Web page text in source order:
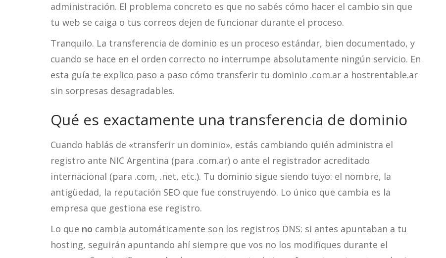
administración. El problema concreto es que no sabés cómo hacer el cambio sin que
tu web se caiga o tus correos dejen de funcionar durante el proceso.
Tranquilo. La transferencia de dominio es un proceso estándar, bien documentado, y
cuando se hace en el orden correcto no interrumpe absolutamente ningún servicio. En
esta guía te explico paso a paso cómo transferir tu dominio .com.ar a hostrentable.ar
sin sorpresas desagradables.
Qué es exactamente una transferencia de dominio
Cuando hablás de «transferir un dominio», estás cambiando quién administra el
registro ante NIC Argentina (para .com.ar) o ante el registrador acreditado
internacional (para .com, .net, etc.). Tu dominio sigue siendo tuyo: el nombre, la
antigüedad, la reputación SEO que fue construyendo. Lo único que cambia es la
empresa que gestiona ese registro.
Lo que no cambia automáticamente son los registros DNS: si antes apuntaban a tu
hosting, seguirán apuntando ahí siempre que vos no los modifiques durante el